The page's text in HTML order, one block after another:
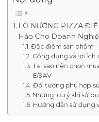
LÒ NƯỚNG PIZZA
Hảo Cho Doanh
Đặc điểm sản phẩm
Công dụng và lợi ích
Tại sao nên chọn
E/9AV
Đối tượng phù hợp
Những lưu ý khi sử
Hướng dẫn sử dụng